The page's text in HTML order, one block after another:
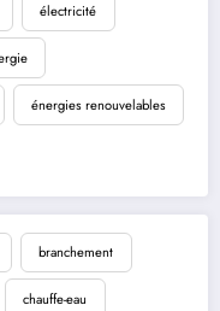
électricité
énergies renouvelables
branchement
chauffe-eau